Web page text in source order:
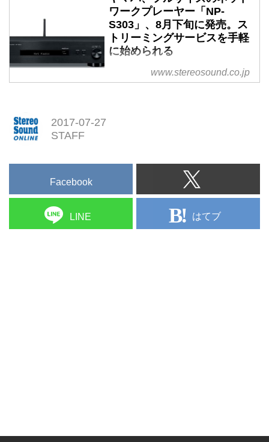
ワークプレーヤー「NP-
S303」、8月下旬に発売。ス
トリーミングサービスを手軽
に始められる
ヤマハ、フルサイズのネットワー
クプレーヤー「NP-S303」、8月
www.stereosound.co.jp
2017-07-27
STAFF
Facebook
LINE はてブ